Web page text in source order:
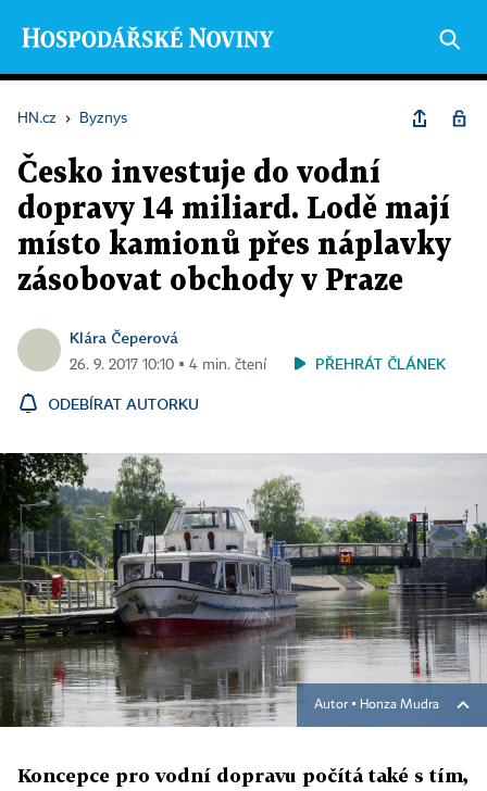
HN.cz › Byznys
Česko investuje do vodní
dopravy 14 miliard. Lodě mají
místo kamionů přes náplavky
zásobovat obchody v Praze
Klára Čeperová
26. 9. 2017 10:10 ▪ 4 min. čtení PŘEHRÁT ČLÁNEK
ODEBÍRAT AUTORKU
Autor ▪ Honza Mudra
Koncepce pro vodní dopravu počítá také s tím,